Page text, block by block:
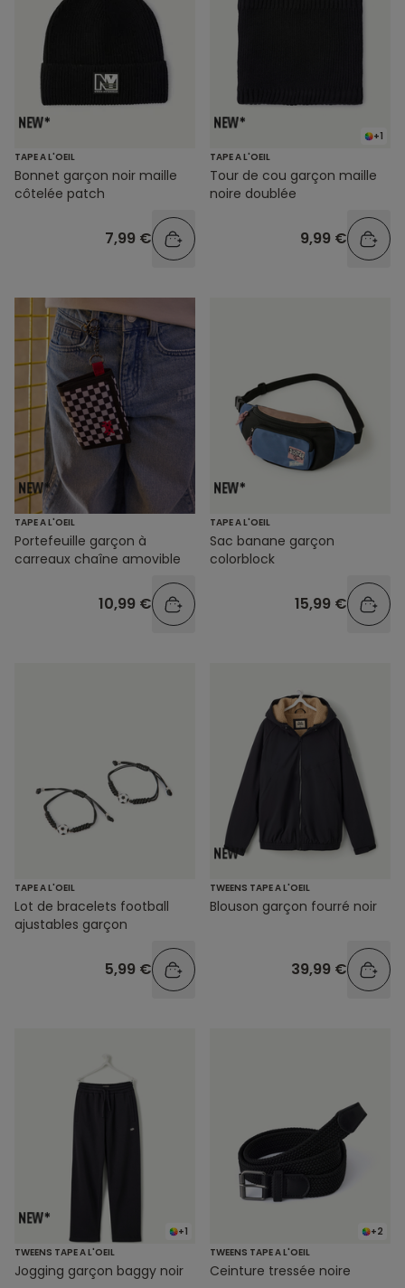
TAPE A L'OEIL
Bonnet garçon noir maille
côtelée patch
7,99 €
+1
TAPE A L'OEIL
Tour de cou garçon maille
noire doublée
9,99 €
TAPE A L'OEIL
Portefeuille garçon à
carreaux chaîne amovible
10,99 €
TAPE A L'OEIL
Sac banane garçon
colorblock
15,99 €
TAPE A L'OEIL
Lot de bracelets football
ajustables garçon
5,99 €
TWEENS TAPE A L'OEIL
Blouson garçon fourré noir
39,99 €
+1
TWEENS TAPE A L'OEIL
Jogging garçon baggy noir
+2
TWEENS TAPE A L'OEIL
Ceinture tressée noire